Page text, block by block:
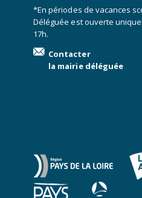
*En périodes de vacances
Déléguée est ouverte
17h.
Contacter
la mairie déléguée